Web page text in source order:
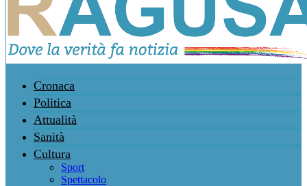
Cronaca
Politica
Attualità
Sanità
Cultura
Sport
Spettacolo